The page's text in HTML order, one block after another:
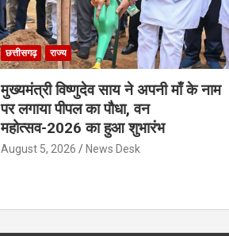
छत्तीसगढ़ राज्य
मुख्यमंत्री विष्णुदेव साय ने अपनी माँ के नाम
पर लगाया पीपल का पौधा, वन
महोत्सव-2026 का हुआ शुभारंभ
August 5, 2026 News Desk